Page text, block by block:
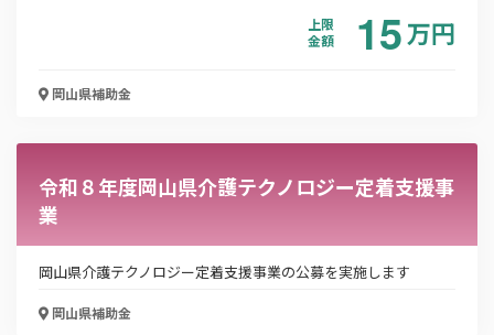
「PDF資料ダウンロード」ボタンを押下した時点
れます。
上限
金額
15万円
岡山県補助金
令和８年度岡山県介護テクノロジー定着支援事
業
岡山県介護テクノロジー定着支援事業の公募を実施します
岡山県補助金